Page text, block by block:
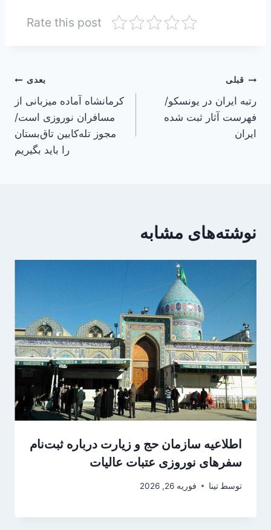
Rate this post
راهبری
نوشته
قبلی
رتبه ایران در یونسکو/
فهرست آثار ثبت شده
ایران
بعدی
کرمانشاه آماده میزبانی از
مسافران نوروزی است/
مجوز تله‌کابین تاق‌بستان
را باید بگیریم
نوشته‌های مشابه
اطلاعیه سازمان حج و زیارت درباره ثبت‌نام
سفرهای نوروزی عتبات عالیات
توسط تینا فوریه 26, 2026